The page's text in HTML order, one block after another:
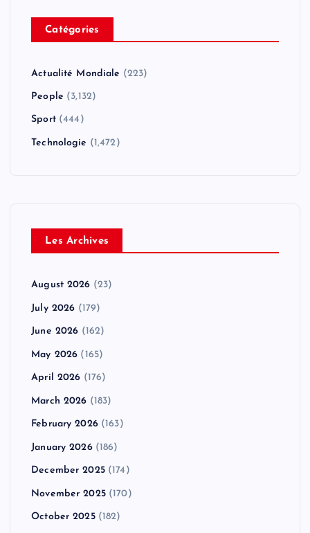
Catégories
Actualité Mondiale (223)
People (3,132)
Sport(444)
Technologie (1,472)
Les Archives
August 2026 (23)
July 2026 (179)
June 2026 (162)
May 2026 (165)
April 2026 (176)
March 2026 (183)
February 2026(163)
January 2026(186)
December 2025(174)
November 2025(170)
October 2025(182)